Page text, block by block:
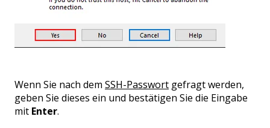
Wenn Sie nach dem SSH-Passwort gefragt werden,
geben Sie dieses ein und bestätigen Sie die Eingabe
mit Enter.